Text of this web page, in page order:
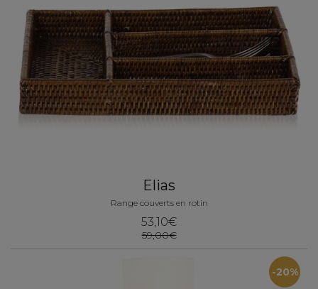
Elias
Range couverts en rotin
53,10€
59,00€
-20%